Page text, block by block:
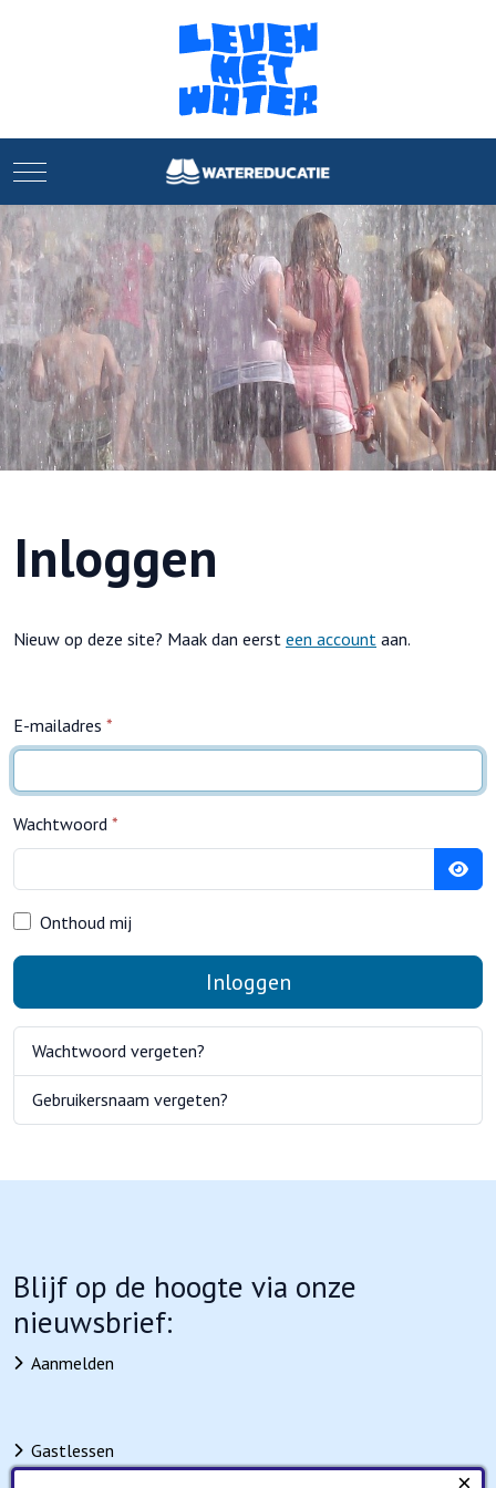
Mobile Menu Toggle
Inloggen
Nieuw op deze site? Maak dan eerst een account aan.
E-mailadres *
Wachtwoord *
Onthoud mij
Inloggen
Wachtwoord vergeten?
Gebruikersnaam vergeten?
Blijf op de hoogte via onze
nieuwsbrief:
Aanmelden
Gastlessen